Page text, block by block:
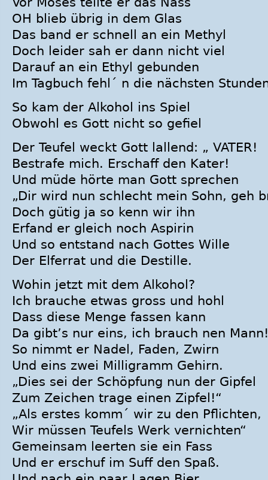
OH blieb übrig in dem Glas
Das band er schnell an ein Methyl
Doch leider sah er dann nicht viel
Darauf an ein Ethyl gebunden
Im Tagbuch fehl´ n die nächsten
So kam der Alkohol ins Spiel
Obwohl es Gott nicht so gefiel
Der Teufel weckt Gott lallend: „ VATER!
Bestrafe mich. Erschaff den Kater!
Und müde hörte man Gott sprechen
„Dir wird nun schlecht mein Sohn, geh
Doch gütig ja so kenn wir ihn
Erfand er gleich noch Aspirin
Und so entstand nach Gottes Wille
Der Elferrat und die Destille.
Wohin jetzt mit dem Alkohol?
Ich brauche etwas gross und hohl
Dass diese Menge fassen kann
Da gibt’s nur eins, ich brauch nen Mann!
So nimmt er Nadel, Faden, Zwirn
Und eins zwei Milligramm Gehirn.
„Dies sei der Schöpfung nun der Gipfel
Zum Zeichen trage einen Zipfel!“
„Als erstes komm´ wir zu den Pflichten,
Wir müssen Teufels Werk vernichten“
Gemeinsam leerten sie ein Fass
Und er erschuf im Suff den Spaß.